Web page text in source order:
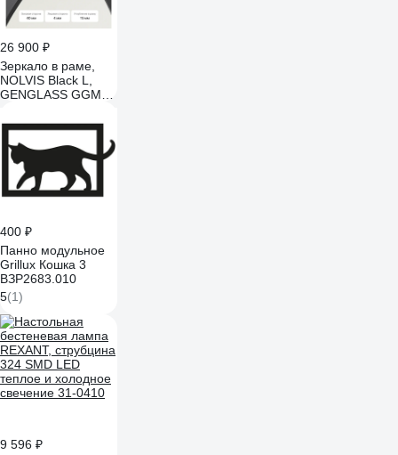
26 900 ₽
Зеркало в раме,
NOLVIS Black L,
GENGLASS GGM-
400 ₽
Панно модульное
Grillux Кошка 3
ВЗР2683.010
5(1)
9 596 ₽